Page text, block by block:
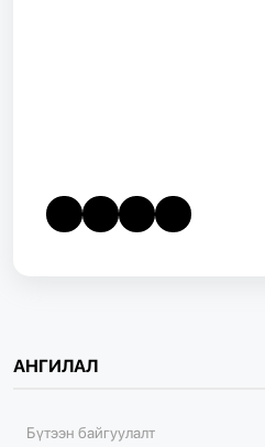
АНГИЛАЛ
Бүтээн байгуулалт